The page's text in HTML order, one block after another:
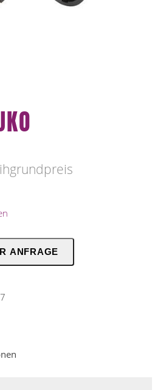
ANFRAGE